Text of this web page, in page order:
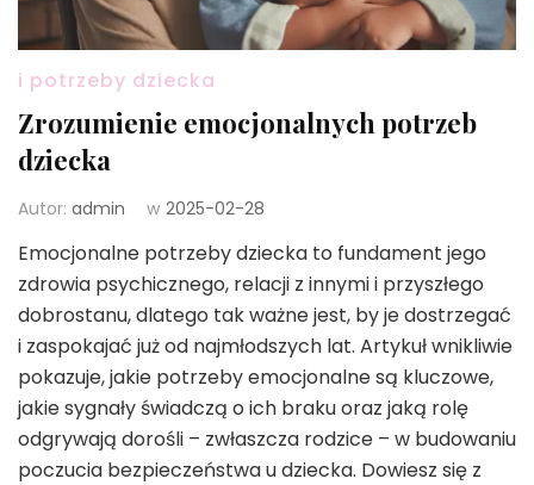
i potrzeby dziecka
Zrozumienie emocjonalnych potrzeb
dziecka
Autor: admin w 2025-02-28
Emocjonalne potrzeby dziecka to fundament jego
zdrowia psychicznego, relacji z innymi i przyszłego
dobrostanu, dlatego tak ważne jest, by je dostrzegać
i zaspokajać już od najmłodszych lat. Artykuł wnikliwie
pokazuje, jakie potrzeby emocjonalne są kluczowe,
jakie sygnały świadczą o ich braku oraz jaką rolę
odgrywają dorośli – zwłaszcza rodzice – w budowaniu
poczucia bezpieczeństwa u dziecka. Dowiesz się z